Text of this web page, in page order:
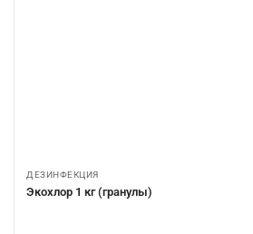
ДЕЗИНФЕКЦИЯ
Экохлор 1 кг (гранулы)